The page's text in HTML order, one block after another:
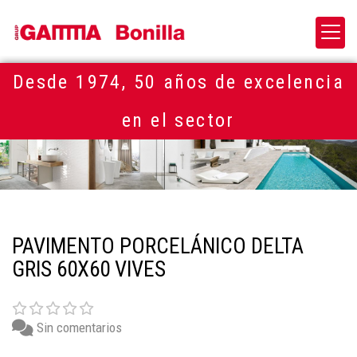
Desde 1974, 50 años de excelencia
en el sector
PAVIMENTO PORCELÁNICO DELTA
GRIS 60X60 VIVES
Sin comentarios